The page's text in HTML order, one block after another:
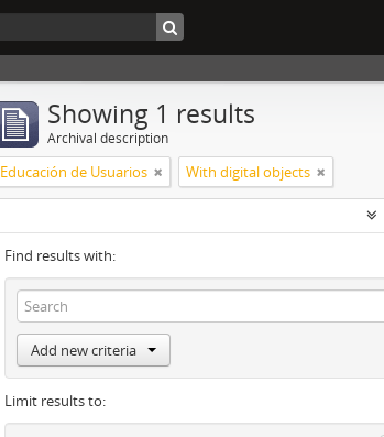
Showing 1 results
Archival description
Educación de Usuarios With digital objects
Find results with:
Add new criteria
Limit results to: